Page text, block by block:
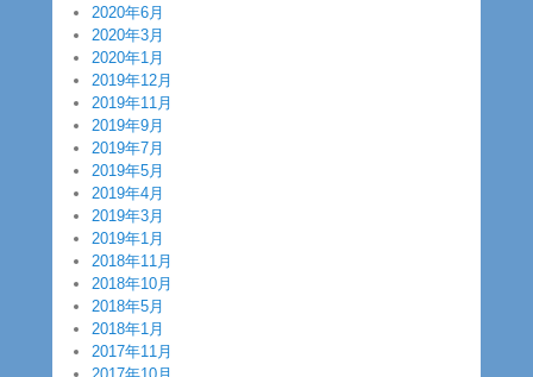
2020年6月
2020年3月
2020年1月
2019年12月
2019年11月
2019年9月
2019年7月
2019年5月
2019年4月
2019年3月
2019年1月
2018年11月
2018年10月
2018年5月
2018年1月
2017年11月